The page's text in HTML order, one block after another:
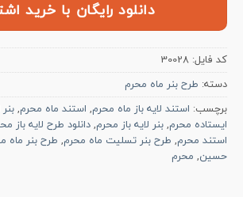
دانلود رایگان با خرید
کد فایل: 30028
دسته: طرح بنر ماه محرم
برچسب: استند لایه باز ماه محرم, استند ماه محرم,
ایستاده محرم, بنر لایه باز محرم, دانلود طرح لایه باز
استند محرم, طرح بنر تسلیت ماه محرم, طرح بنر ماه
حسین, محرم